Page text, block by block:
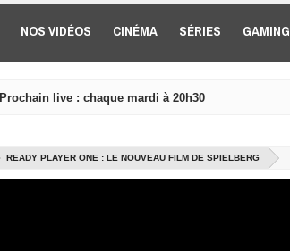
NOS VIDÉOS CINÉMA SÉRIES GAMING
Prochain live : chaque mardi à 20h30
READY PLAYER ONE : LE NOUVEAU FILM DE SPIELBERG